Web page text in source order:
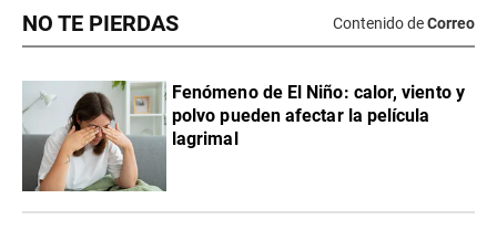
NO TE PIERDAS Contenido deCorreo
Fenómeno de El Niño: calor, viento y
polvo pueden afectar la película
lagrimal